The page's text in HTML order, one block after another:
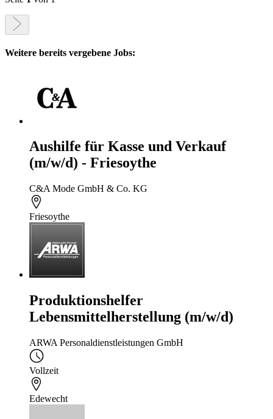
Weitere bereits vergebene Jobs:
Aushilfe für Kasse und Verkauf
(m/w/d) - Friesoythe
C&A Mode GmbH & Co. KG
Friesoythe
Produktionshelfer
Lebensmittelherstellung (m/w/d)
ARWA Personaldienstleistungen GmbH
Vollzeit
Edewecht